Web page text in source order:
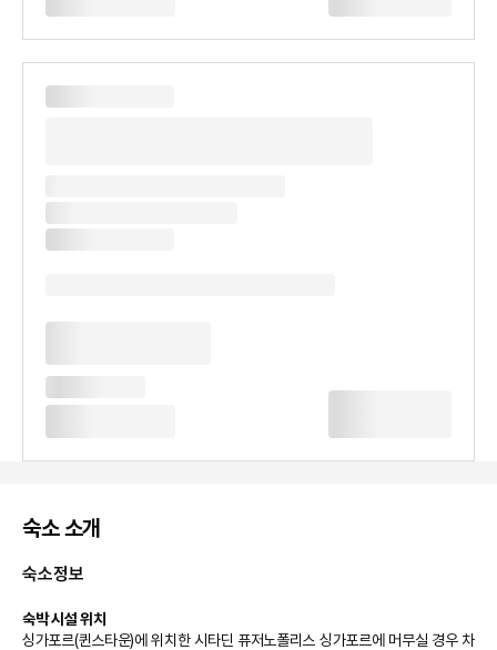
숙소 소개
숙소정보
숙박 시설 위치
싱가포르(퀸스타운)에 위치한 시타딘 퓨저노폴리스 싱가포르에 머무실 경우 차